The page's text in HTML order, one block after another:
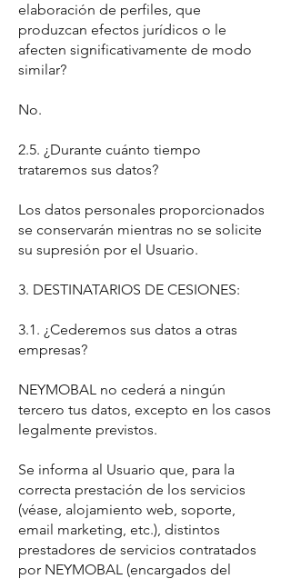
elaboración de perfiles, que
produzcan efectos jurídicos o le
afecten significativamente de modo
similar?
No.
2.5. ¿Durante cuánto tiempo
trataremos sus datos?
Los datos personales proporcionados
se conservarán mientras no se solicite
su supresión por el Usuario.
3. DESTINATARIOS DE CESIONES:
3.1. ¿Cederemos sus datos a otras
empresas?
NEYMOBAL no cederá a ningún
tercero tus datos, excepto en los casos
legalmente previstos.
Se informa al Usuario que, para la
correcta prestación de los servicios
(véase, alojamiento web, soporte,
email marketing, etc.), distintos
prestadores de servicios contratados
por NEYMOBAL (encargados del